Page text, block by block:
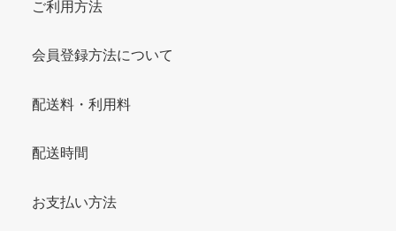
ご利用方法
会員登録方法について
配送料・利用料
配送時間
お支払い方法